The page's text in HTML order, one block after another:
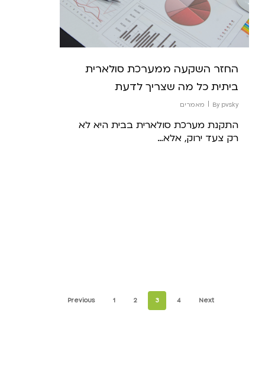
החזר השקעה ממערכת סולארית
ביתית כל מה שצריך לדעת
By pvsky מאמרים
התקנת מערכת סולארית בבית היא לא
רק צעד ירוק, אלא…
Previous 1 2 3 4 Next